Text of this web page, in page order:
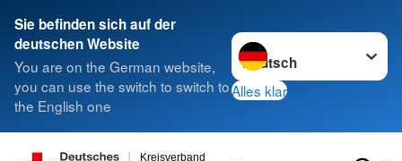
Sie befinden sich auf der
deutschen Website
You are on the German website,
you can use the switch to switch to
the English one
Sprache wechseln zu
Alles klar
Kreisverband